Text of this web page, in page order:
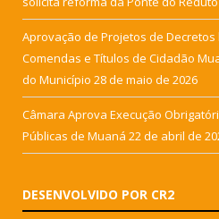
Aprovação de Projetos de
Comendas e Títulos de Cidadão
do Município 28 de maio de 2026
Câmara Aprova Execução
Públicas de Muaná 22 de abril de
DESENVOLVIDO POR CR2